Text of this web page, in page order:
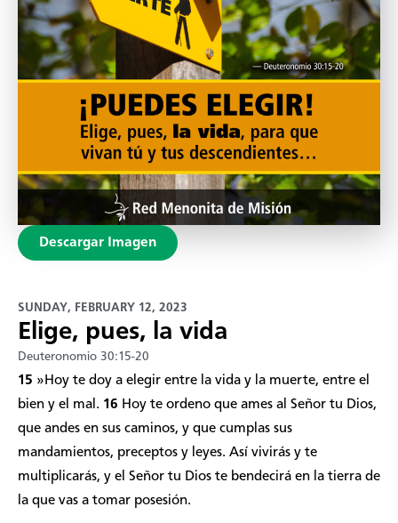
Descargar Imagen
SUNDAY, FEBRUARY 12, 2023
Elige, pues, la vida
Deuteronomio 30:15-20
15 »Hoy te doy a elegir entre la vida y la muerte, entre el
bien y el mal. 16 Hoy te ordeno que ames al Señor tu Dios,
que andes en sus caminos, y que cumplas sus
mandamientos, preceptos y leyes. Así vivirás y te
multiplicarás, y el Señor tu Dios te bendecirá en la tierra de
la que vas a tomar posesión.